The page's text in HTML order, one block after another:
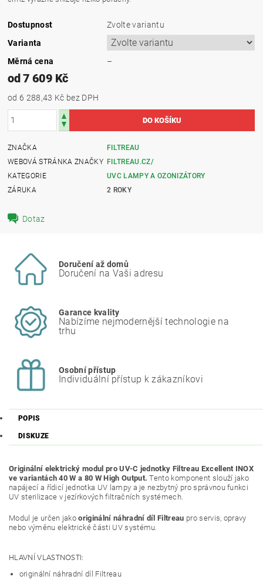
Dostupnost
Zvolte variantu
Varianta
Měrná cena
–
od 7 609 Kč
od 6 288,43 Kč bez DPH
ZNAČKA
FILTREAU
WEBOVÁ STRÁNKA ZNAČKY FILTREAU.CZ/
KATEGORIE
UVC LAMPY A OZONIZÁTORY
ZÁRUKA
2 ROKY
Dotaz
Doručení až domů
Doručení na Vaši adresu
Garance kvality
Nabízíme nejmodernější technologie na
trhu
Osobní přístup
Individuální přístup k zákazníkovi
POPIS
DISKUZE
Originální elektrický modul pro UV-C jednotky Filtreau Excellent INOX
ve variantách 40 W a 80 W High Output. Tento komponent slouží jako
napájecí a řídicí jednotka UV lampy a je nezbytný pro správnou funkci
UV sterilizace v jezírkových filtračních systémech.
Modul je určen jakooriginální náhradní díl Filtreau pro servis, opravy
nebo výměnu elektrické části UV systému.
HLAVNÍ VLASTNOSTI:
originální náhradní díl Filtreau